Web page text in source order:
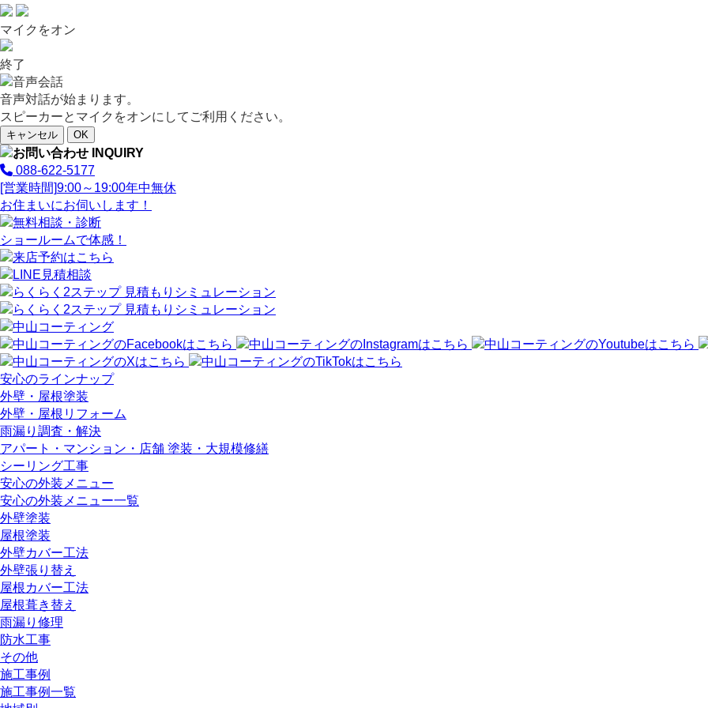
マイクをオン
終了
音声対話が始まります。
スピーカーとマイクをオンにしてご利用ください。
キャンセル OK
088-622-5177
[営業時間]9:00～19:00年中無休
お住まいにお伺いします！
ショールームで体感！
安心のラインナップ
外壁・屋根塗装
外壁・屋根リフォーム
雨漏り調査・解決
アパート・マンション・店舗 塗装・大規模修繕
シーリング工事
安心の外装メニュー
安心の外装メニュー一覧
外壁塗装
屋根塗装
外壁カバー工法
外壁張り替え
屋根カバー工法
屋根葺き替え
雨漏り修理
防水工事
その他
施工事例
施工事例一覧